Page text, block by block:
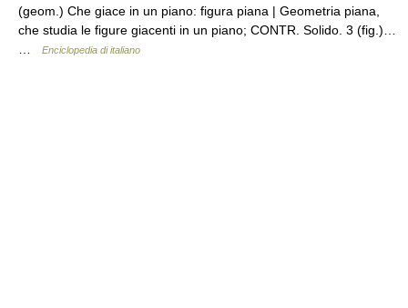
(geom.) Che giace in un piano: figura piana | Geometria piana,
che studia le figure giacenti in un piano; CONTR. Solido. 3 (fig.)…
Enciclopedia di italiano